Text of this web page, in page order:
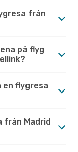
från
på flyg
flygresa
från Madrid